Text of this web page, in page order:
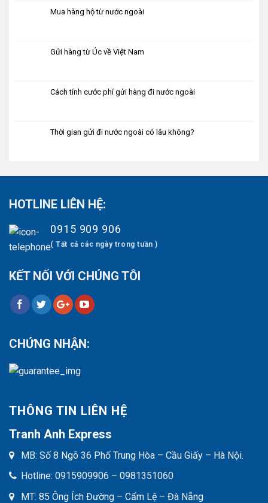
Mua hàng hộ từ nước ngoài
Gửi hàng từ Úc về Việt Nam
Cách tính cước phí gửi hàng đi nước ngoài
Thời gian gửi đi nước ngoài có lâu không?
HOTLINE LIÊN HỆ:
0915 909 906
( Tất cả các ngày trong tuần )
KẾT NỐI VỚI CHÚNG TÔI
CHỨNG NHẬN:
THÔNG TIN LIÊN HỆ
Tranh Anh Express
MB: Số 8 Ngõ 36 Phố Trung Hòa – Cầu Giấy – Hà Nội.
Hotline: 0915909906 – 0981351060
MT: 85 Ông Ích Đường – Cẩm Lệ – Đà Nẵng